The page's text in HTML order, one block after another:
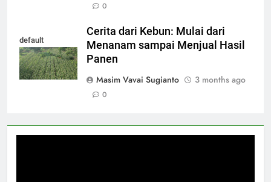
0
default
Cerita dari Kebun: Mulai dari
Menanam sampai Menjual Hasil
Panen
Masim Vavai Sugianto
3 months ago
0